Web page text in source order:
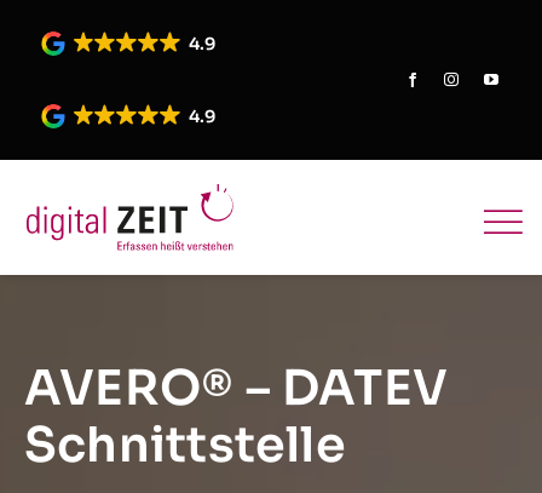
4.9
4.9
AVERO® – DATEV
Schnittstelle